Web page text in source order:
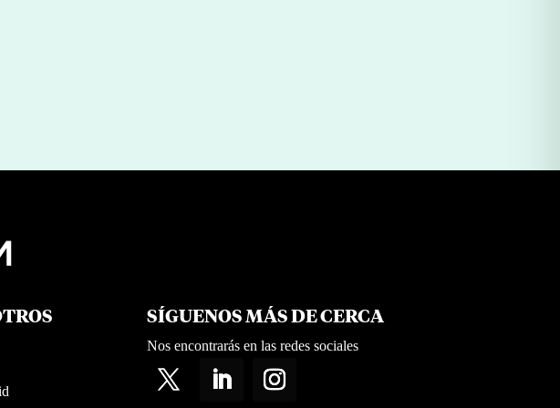
SÍGUENOS MÁS DE CERCA
Nos encontrarás en las redes sociales